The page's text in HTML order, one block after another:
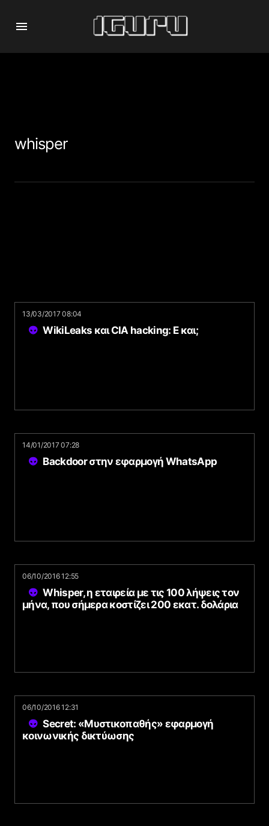
whisper
13/03/2017 08:04
WikiLeaks και CIA hacking: Ε και;
14/01/2017 07:28
Backdoor στην εφαρμογή WhatsApp
06/10/2016 12:55
Whisper, η εταιρεία με τις 100 λήψεις τον
μήνα, που σήμερα κοστίζει 200 εκατ. δολάρια
06/10/2016 12:31
Secret: «Μυστικοπαθής» εφαρμογή
κοινωνικής δικτύωσης